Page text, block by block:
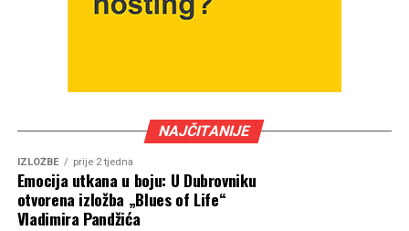
NAJČITANIJE
IZLOŽBE prije 2 tjedna
Emocija utkana u boju: U Dubrovniku
otvorena izložba „Blues of Life“
Vladimira Pandžića